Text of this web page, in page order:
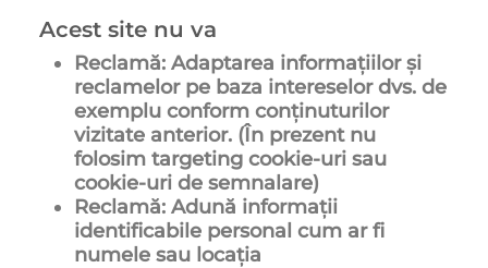
Acest site nu va
Reclamă: Adaptarea informațiilor și
reclamelor pe baza intereselor dvs. de
exemplu conform conținuturilor
vizitate anterior. (În prezent nu
folosim targeting cookie-uri sau
cookie-uri de semnalare)
Reclamă: Adună informații
identificabile personal cum ar fi
numele sau locația